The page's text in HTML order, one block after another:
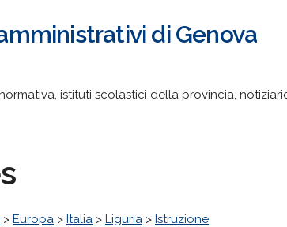
di Genova
istituti scolastici della provincia,
> Europa > Italia > Liguria > Istruzione